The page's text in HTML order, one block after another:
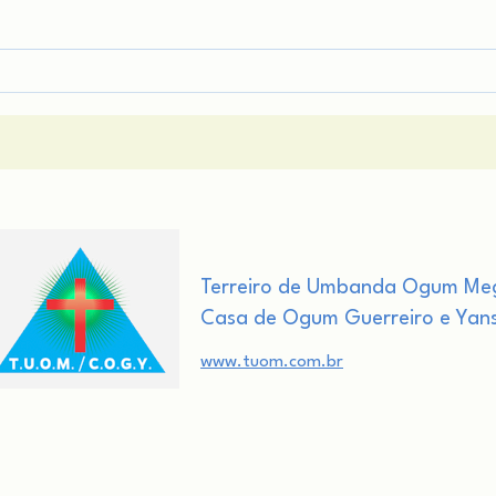
Terreiro de Umbanda Ogum
Casa de Ogum Guerreiro e
www.tuom.com.br